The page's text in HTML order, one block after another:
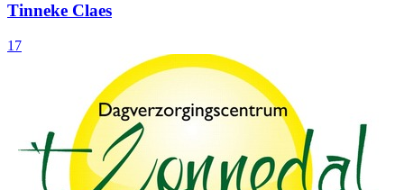
Tinneke Claes
17